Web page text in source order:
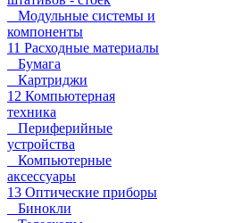
Модульные системы и
компоненты
11 Расходные материалы
Бумага
Картриджи
12 Компьютерная
техника
Периферийные
устройства
Компьютерные
аксессуары
13 Оптические приборы
Бинокли